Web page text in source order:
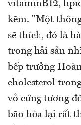
vitaminB12,
kẽm. "Một
sẽ thích, đó là
trong hải sản
bếp trưởng
cholesterol
vỏ cứng tương
bão hòa lại rất